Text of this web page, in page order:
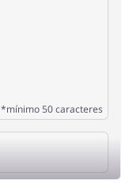
*mínimo 50 caracteres